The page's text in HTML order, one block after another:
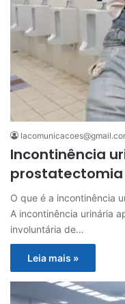
Incontinência
O que é a incontinência
A incontinência urinária
involuntária de…
Leia mais »